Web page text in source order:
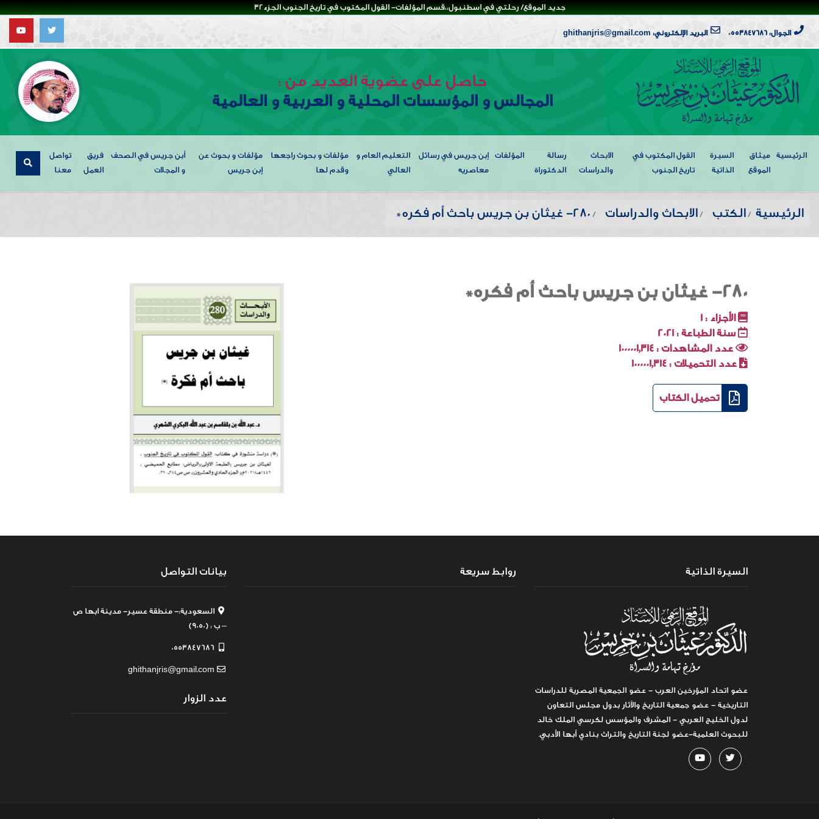
جديد الموقع/ رحلتي في اسطنبول،،قسم المؤلفات- القول المكتوب في تاريخ الجنوب الجزء32
الجوال: 0553847686 البريد الإلكتروني: ghithanjris@gmail.com
حاصل على عضوية العديد من :
المجالس و المؤسسات المحلية و العربية و العالمية
الرئيسية
ميثاق
الموقع
السيرة
الذاتية
القول المكتوب في
تاريخ الجنوب
الابحاث
والدراسات
رسالة
الدكتوراة
المؤلفات
إبن جريس في رسائل
معاصريه
التعليم العام و
العالي
مؤلفات و بحوث راجعها
وقدم لها
مؤلفات و بحوث عن
إبن جريس
أبن جريس في الصحف
و المجلات
فريق
العمل
تواصل
معنا
الرئيسية الكتب الابحاث والدراسات 280- غيثان بن جريس باحث أم فكره*
280- غيثان بن جريس باحث أم فكره*
الأجزاء : 1
سنة الطباعة : 2021
عدد المشاهدات : 1000001٬314
عدد التحميلات : 1000001٬314
تحميل الكتاب
السيرة الذاتية
عضو اتحاد المؤرخين العرب - عضو الجمعية المصرية للدراسات
التاريخية - عضو جمعية التاريخ والآثار بدول مجلس التعاون
لدول الخليج العربي - المشرف والمؤسس لكرسي الملك خالد
للبحوث العلمية-عضو لجنة التاريخ والتراث بنادي أبها الأدبي.
روابط سريعة بيانات التواصل
السعودية:- منطقة عسير- مدينة ابها ص
– ب : (9050)
0553847686
ghithanjris@gmail.com
عدد الزوار